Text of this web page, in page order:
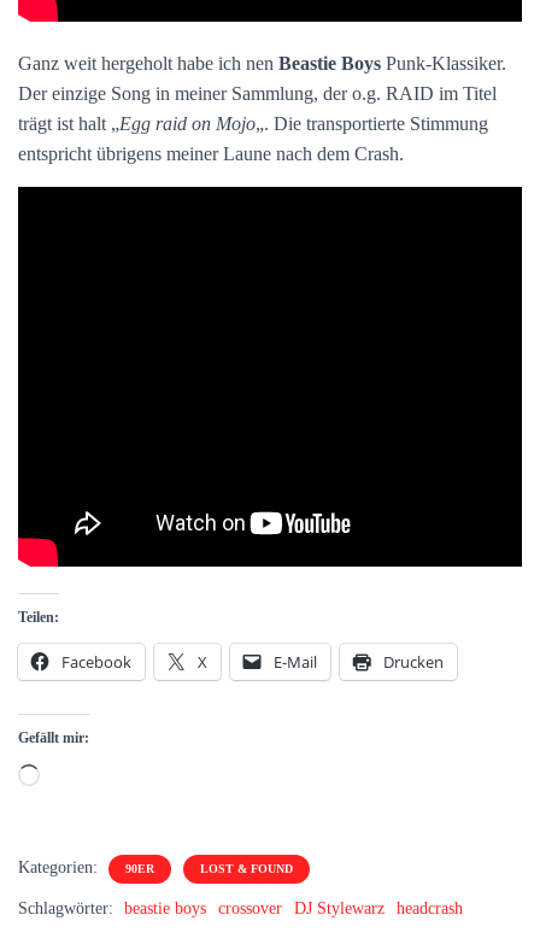
Ganz weit hergeholt habe ich nen Beastie Boys Punk-Klassiker.
Der einzige Song in meiner Sammlung, der o.g. RAID im Titel
trägt ist halt „Egg raid on Mojo„. Die transportierte Stimmung
entspricht übrigens meiner Laune nach dem Crash.
Teilen:
Facebook X E-Mail Drucken
Gefällt mir:
Wird
Kategorien: 90ER LOST & FOUND
Schlagwörter: beastie boys crossover DJ Stylewarz headcrash